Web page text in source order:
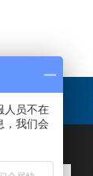
/LIKS
人员不在
，我们会